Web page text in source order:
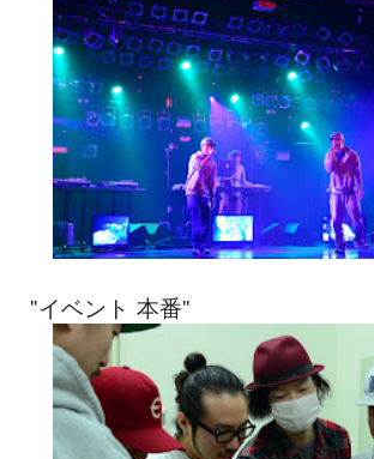
"イベント 本番"